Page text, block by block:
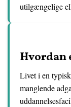
utilgængelige
Hvordan
Livet i en
manglende